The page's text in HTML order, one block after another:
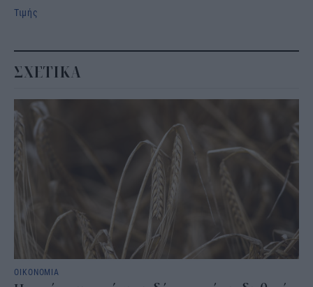
Τιμής
ΣΧΕΤΙΚΑ
ΟΙΚΟΝΟΜΙΑ